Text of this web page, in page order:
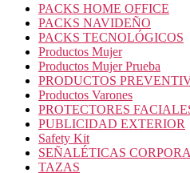
PACKS HOME OFFICE
PACKS NAVIDEÑO
PACKS TECNOLÓGICOS
Productos Mujer
Productos Mujer Prueba
PRODUCTOS
Productos Varones
PROTECTORES
PUBLICIDAD EXTERIOR
Safety Kit
SEÑALÉTICAS
TAZAS